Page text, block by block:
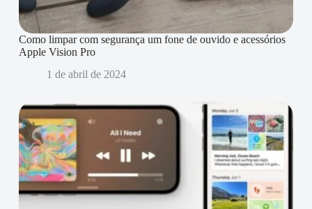
Como limpar com segurança um fone de ouvido e acessórios
Apple Vision Pro
1 de abril de 2024